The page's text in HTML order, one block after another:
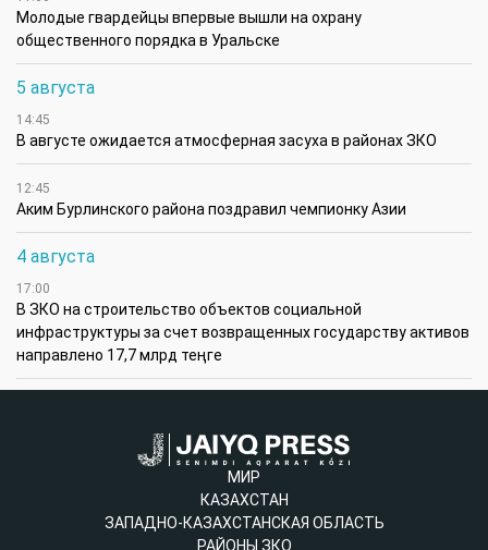
Молодые гвардейцы впервые вышли на охрану
общественного порядка в Уральске
5 августа
14:45
В августе ожидается атмосферная засуха в районах ЗКО
12:45
Аким Бурлинского района поздравил чемпионку Азии
4 августа
17:00
В ЗКО на строительство объектов социальной
инфраструктуры за счет возвращенных государству активов
направлено 17,7 млрд теңге
МИР
КАЗАХСТАН
ЗАПАДНО-КАЗАХСТАНСКАЯ ОБЛАСТЬ
РАЙОНЫ ЗКО